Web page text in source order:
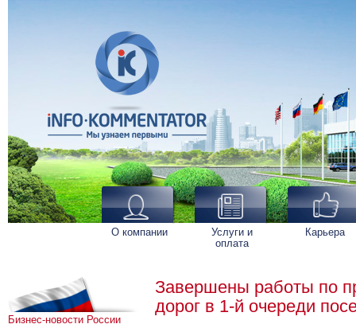
О компании Услуги и
оплата
Карьера
Бизнес-новости России
Завершены работы по
дорог в 1-й очереди